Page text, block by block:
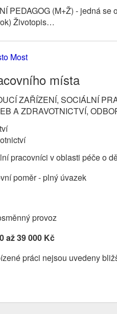
PEDAGOG (M+Ž) - jedná
Životopis…
Most
místa
ZAŘÍZENÍ, SOCIÁLNÍ
A ZDRAVOTNICTVÍ,
pracovníci v oblasti péče o
poměr - plný úvazek
provoz
až 39 000 Kč
práci nejsou uvedeny